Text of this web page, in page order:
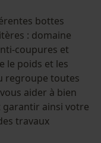
bottes
: domaine
coupures et
le poids et les
regroupe toutes
aider à bien
ainsi votre
travaux